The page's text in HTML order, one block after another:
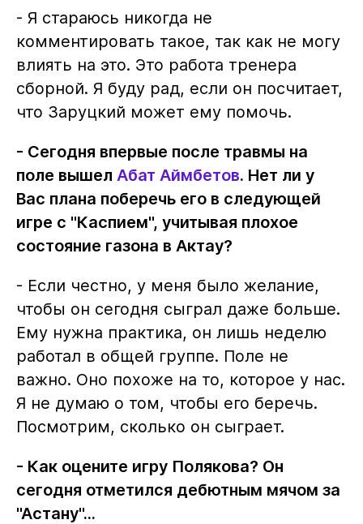
- Я стараюсь никогда не
комментировать такое, так как не могу
влиять на это. Это работа тренера
сборной. Я буду рад, если он посчитает,
что Заруцкий может ему помочь.
- Сегодня впервые после травмы на
поле вышел Абат Аймбетов. Нет ли у
Вас плана поберечь его в следующей
игре с "Каспием", учитывая плохое
состояние газона в Актау?
- Если честно, у меня было желание,
чтобы он сегодня сыграл даже больше.
Ему нужна практика, он лишь неделю
работал в общей группе. Поле не
важно. Оно похоже на то, которое у нас.
Я не думаю о том, чтобы его беречь.
Посмотрим, сколько он сыграет.
- Как оцените игру Полякова? Он
сегодня отметился дебютным мячом за
"Астану"...